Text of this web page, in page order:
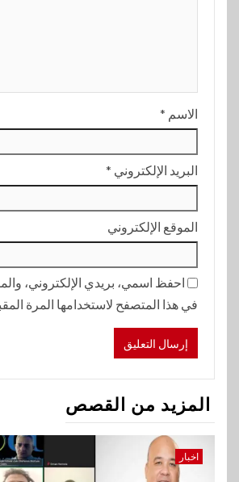
الاسم *
البريد الإلكتروني *
الموقع الإلكتروني
احفظ اسمي، بريدي الإلكتروني،
في هذا المتصفح لاستخدامها المرة
المزيد من القصص
اخبار